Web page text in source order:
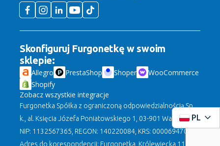
PL
Skonfiguruj Furgonetkę w swoim
sklepie:
Allegro PrestaShop Shoper
WooCommerce
Shopify
Zobacz wszystkie integracje
Furgonetka Spółka z ograniczoną odpowiedzialnością Sp.
k., al. Księcia Józefa Poniatowskiego 1, 03-901 Warszawa,
NIP: 1132567365, REGON: 140220084, KRS: 0000694708.
Adres do korespondencji: Furgonetka, Królewiecka 11, 82-